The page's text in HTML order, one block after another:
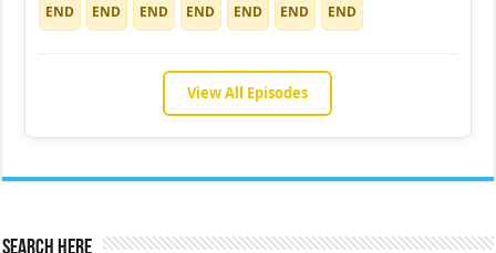
END END END END END END END
View All Episodes
Search Here